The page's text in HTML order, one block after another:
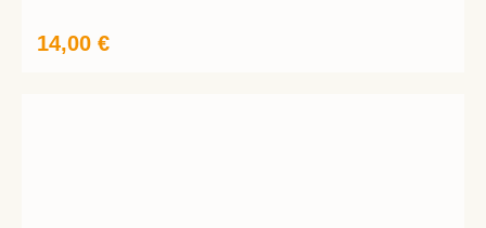
14,00 €